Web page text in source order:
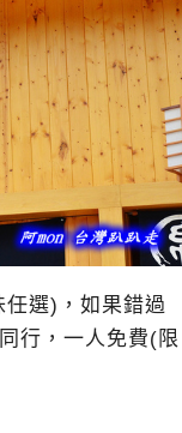
選)，如果錯過
行，一人免費(限